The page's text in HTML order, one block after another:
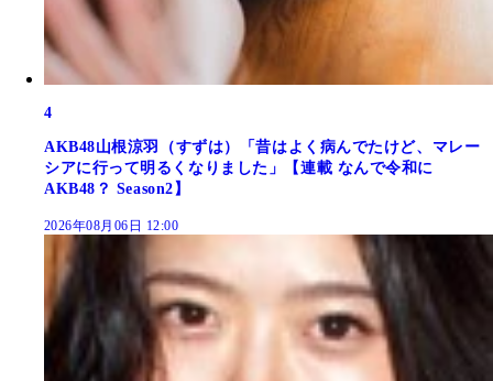
4
AKB48山根涼羽（すずは）「昔はよく病んでたけど、マレー
シアに行って明るくなりました」【連載 なんで令和に
AKB48？ Season2】
2026年08月06日 12:00